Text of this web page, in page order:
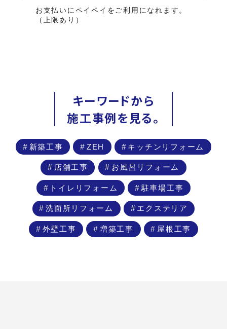
お支払いにペイペイをご利用になれます。
（上限あり）
キーワードから
施工事例を見る。
新築工事 ZEH キッチンリフォーム
店舗工事 お風呂リフォーム
トイレリフォーム 駐車場工事
洗面所リフォーム エクステリア
外壁工事 増築工事 屋根工事